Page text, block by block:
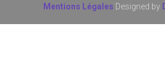
Mentions Légales Designed by